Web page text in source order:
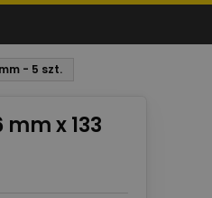
- 5 szt.
x 133